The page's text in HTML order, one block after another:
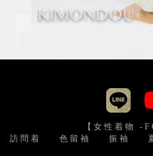
【女性着物 -
訪問着
色留袖 振袖